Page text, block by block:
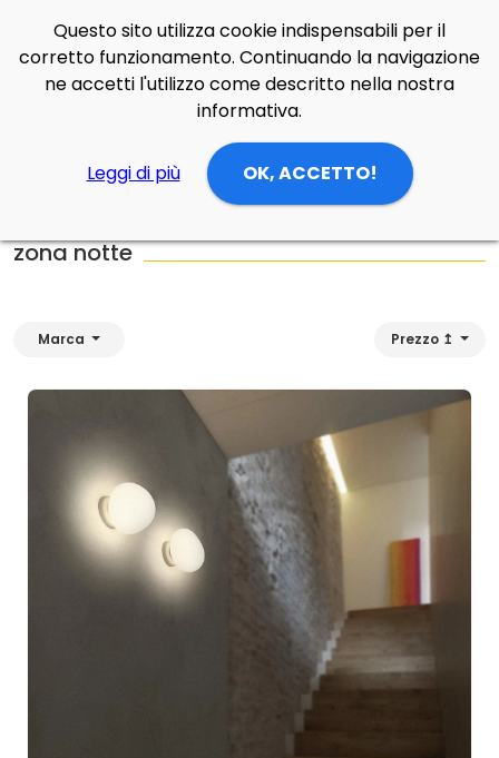
Side Navigation CercaContatti
Login
Prodotti Lampade Soffitto zona notte
zona notte
Marca Prezzo ↥
Questo sito utilizza cookie indispensabili per il
corretto funzionamento. Continuando la navigazione
ne accetti l'utilizzo come descritto nella nostra
informativa.
Leggi di più OK, ACCETTO!